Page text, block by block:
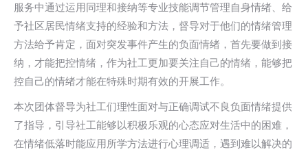
服务中通过运用同理和接纳等专业技能调节管理自身情绪、给
予社区居民情绪支持的经验和方法，督导对于他们的情绪管理
方法给予肯定，面对突发事件产生的负面情绪，首先要做到接
纳，才能把控情绪，作为社工更加要关注自己的情绪，能够把
控自己的情绪才能在特殊时期有效的开展工作。
本次团体督导为社工们理性面对与正确调试不良负面情绪提供
了指导，引导社工能够以积极乐观的心态应对生活中的困难，
在情绪低落时能应用所学方法进行心理调适，遇到难以解决的